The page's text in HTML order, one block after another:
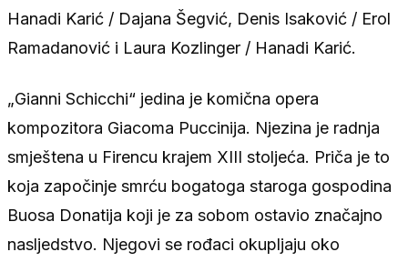
Hanadi Karić / Dajana Šegvić, Denis Isaković / Erol
Ramadanović i Laura Kozlinger / Hanadi Karić.
„Gianni Schicchi“ jedina je komična opera
kompozitora Giacoma Puccinija. Njezina je radnja
smještena u Firencu krajem XIII stoljeća. Priča je to
koja započinje smrću bogatoga staroga gospodina
Buosa Donatija koji je za sobom ostavio značajno
nasljedstvo. Njegovi se rođaci okupljaju oko